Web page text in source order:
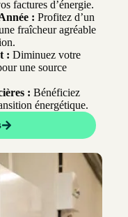
factures d’énergie.
: Profitez d’un
fraîcheur agréable
: Diminuez votre
une source
: Bénéficiez
énergétique.